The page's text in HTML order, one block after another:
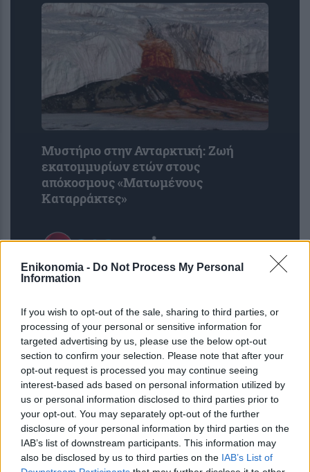
Enikonomia - Do Not Process My Personal
Information
If you wish to opt-out of the sale, sharing to third parties, or
processing of your personal or sensitive information for
targeted advertising by us, please use the below opt-out
section to confirm your selection. Please note that after your
opt-out request is processed you may continue seeing
interest-based ads based on personal information utilized by
us or personal information disclosed to third parties prior to
your opt-out. You may separately opt-out of the further
disclosure of your personal information by third parties on the
IAB’s list of downstream participants. This information may
also be disclosed by us to third parties on the IAB’s List of
Μυστήριο στην Ανταρκτική: Ζωή
εκατομμυρίων ετών στους
απόκοσμους «Ματωμένους
Καταρράκτες»
ΕΙΝΑΠ: Καταγγέλλει αιφνιδιαστική
αλλαγή στο πρόγραμμα εφημεριών
του Σισμανογλείου